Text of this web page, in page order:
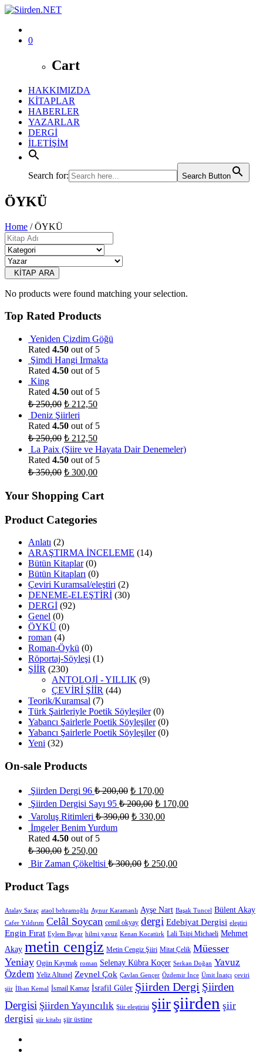
0
Cart
HAKKIMIZDA
KİTAPLAR
HABERLER
YAZARLAR
DERGİ
İLETİŞİM
Search for: Search Button
ÖYKÜ
Home / ÖYKÜ
KİTAP ARA
No products were found matching your selection.
Top Rated Products
Yeniden Çizdim Göğü
Rated 4.50 out of 5
Şimdi Hangi Irmakta
Rated 4.50 out of 5
King
Rated 4.50 out of 5
₺250,00 ₺ 212,50
Deniz Şiirleri
Rated 4.50 out of 5
₺250,00 ₺ 212,50
La Paix (Şiire ve Hayata Dair Denemeler)
Rated 4.50 out of 5
₺350,00 ₺ 300,00
Your Shopping Cart
Product Categories
Anlatı (2)
ARAŞTIRMA İNCELEME (14)
Bütün Kitaplar (0)
Bütün Kitapları (0)
Çeviri Kuramsal/eleştiri (2)
DENEME-ELEŞTİRİ (30)
DERGİ (92)
Genel (0)
ÖYKÜ (0)
roman (4)
Roman-Öykü (0)
Röportaj-Söyleşi (1)
ŞİİR (230)
ANTOLOJİ - YILLIK (9)
ÇEVİRİ ŞİİR (44)
Teorik/Kuramsal (7)
Türk Şairleriyle Poetik Söyleşiler (0)
Yabancı Şairlerle Poetik Söyleşiler (0)
Yabancı Şairlerle Poetik Söyleşiler (0)
Yeni (32)
On-sale Products
Şiirden Dergi 96 ₺200,00 ₺ 170,00
Şiirden Dergisi Sayı 95 ₺200,00 ₺ 170,00
Varoluş Ritimleri ₺390,00 ₺ 330,00
İmgeler Benim Yurdum
Rated 4.50 out of 5
₺300,00 ₺ 250,00
Bir Zaman Çökeltisi ₺300,00 ₺ 250,00
Product Tags
Atalay Saraç ataol behramoğlu Aynur Karamanlı Ayşe Nart Başak Tuncel Bülent Akay
Cafer Yıldırım Celâl Soycan cemil okyay dergi Edebiyat Dergisi eleştiri
Engin Fırat Eylem Bayar hilmi yavuz Kenan Kocatürk Lali Tsipi Michaeli Mehmet
Akay metin cengiz Metin Cengiz Şiiri Mitat Çelik Müesser
Yeniay Ogün Kaymak roman Selenay Kübra Koçer Serkan Doğan Yavuz
Özdem Yeliz Altunel Zeynel Çok Çavlan Gençer Özdemir İnce Ümit İnatçı çeviri
şiir İlhan Kemal İsmail Kamaz İsrafil Güler Şiirden Dergi Şiirden
Dergisi Şiirden Yayıncılık Şiir eleştirisi şiirşiirden şiir
dergisi şiir kitabı şiir üstüne